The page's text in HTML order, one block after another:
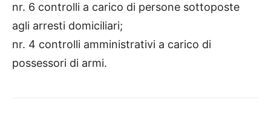
nr. 6 controlli a carico di persone sottoposte
agli arresti domiciliari;
nr. 4 controlli amministrativi a carico di
possessori di armi.